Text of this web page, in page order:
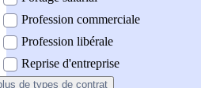
Profession commerciale
Profession libérale
Reprise d'entreprise
de types de contrat